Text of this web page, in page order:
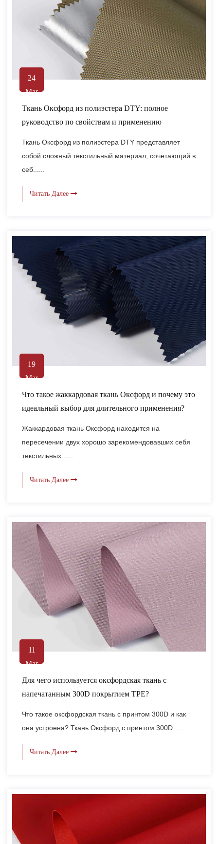
24
Mar
Ткань Оксфорд из полиэстера DTY: полное
руководство по свойствам и применению
Ткань Оксфорд из полиэстера DTY представляет
собой сложный текстильный материал, сочетающий в
себ......
Читать Далее
19
Mar
Что такое жаккардовая ткань Оксфорд и почему это
идеальный выбор для длительного применения?
Жаккардовая ткань Оксфорд находится на
пересечении двух хорошо зарекомендовавших себя
текстильных......
Читать Далее
11
Mar
Для чего используется оксфордская ткань с
напечатанным 300D покрытием TPE?
Что такое оксфордская ткань с принтом 300D и как
она устроена? Ткань Оксфорд с принтом 300D......
Читать Далее